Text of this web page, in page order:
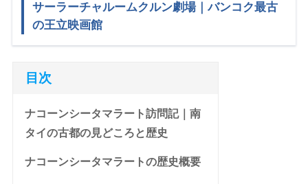
サーラーチャルームクルン劇場｜バンコク最古
の王立映画館
目次
ナコーンシータマラート訪問記｜南
タイの古都の見どころと歴史
ナコーンシータマラートの歴史概要